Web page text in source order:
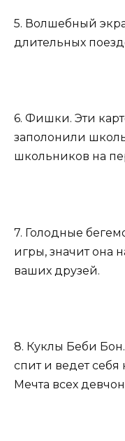
5. Волшебный
длительных
6. Фишки. Эти
заполонили
школьников на
7. Голодные
игры, значит она
ваших друзей.
8. Куклы Беби Бон.
спит и ведет
Мечта всех